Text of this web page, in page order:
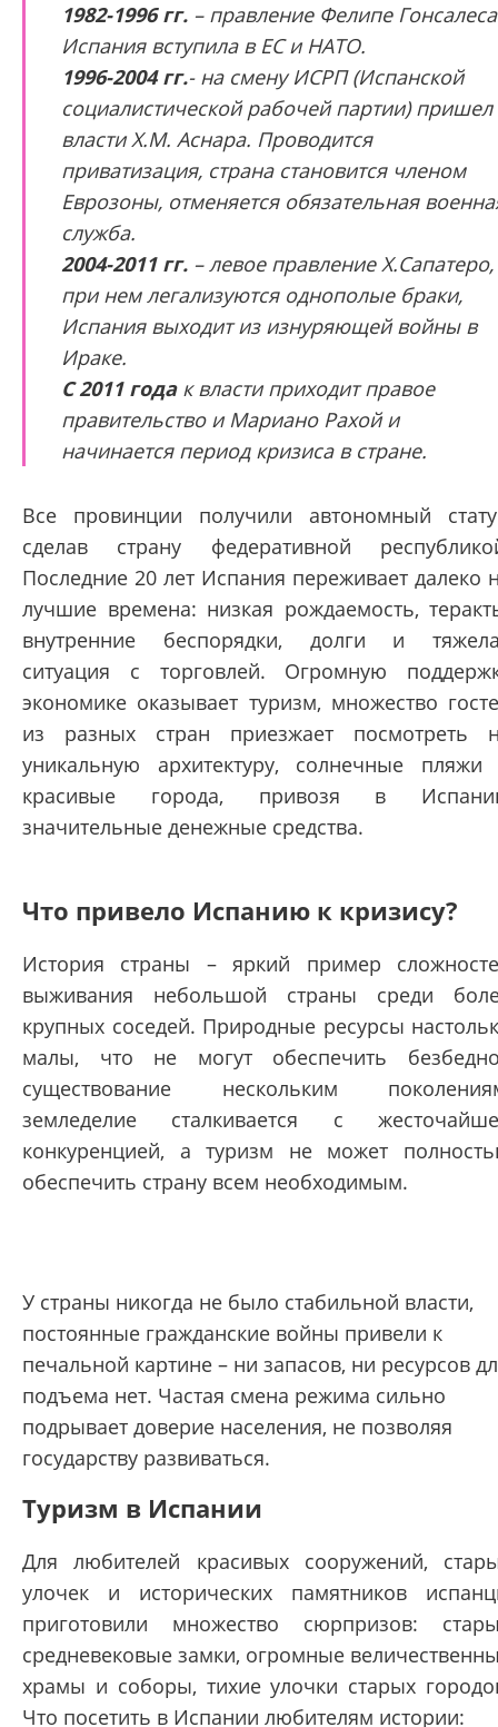
1982-1996 гг. – правление Фелипе
Испания вступила в ЕС и НАТО.
1996-2004 гг.- на смену ИСРП (Испанской
социалистической рабочей партии) пришел
власти Х.М. Аснара. Проводится
приватизация, страна становится членом
Еврозоны, отменяется обязательная
служба.
2004-2011 гг. – левое правление Х.Сапатеро,
при нем легализуются однополые браки,
Испания выходит из изнуряющей войны в
Ираке.
С 2011 годак власти приходит правое
правительство и Мариано Рахой и
начинается период кризиса в стране.
Все провинции получили автономный
сделав страну федеративной
Последние 20 лет Испания переживает далеко
лучшие времена: низкая рождаемость,
внутренние беспорядки, долги и
ситуация с торговлей. Огромную
экономике оказывает туризм, множество
из разных стран приезжает посмотреть
уникальную архитектуру, солнечные пляжи
красивые города, привозя в
значительные денежные средства.
Что привело Испанию к кризису?
История страны – яркий пример
выживания небольшой страны среди
крупных соседей. Природные ресурсы
малы, что не могут обеспечить
существование нескольким
земледелие сталкивается с
конкуренцией, а туризм не может
обеспечить страну всем необходимым.
У страны никогда не было стабильной власти,
постоянные гражданские войны привели к
печальной картине – ни запасов, ни ресурсов
подъема нет. Частая смена режима сильно
подрывает доверие населения, не позволяя
государству развиваться.
Туризм в Испании
Для любителей красивых сооружений,
улочек и исторических памятников
приготовили множество сюрпризов:
средневековые замки, огромные
храмы и соборы, тихие улочки старых
Что посетить в Испании любителям истории: